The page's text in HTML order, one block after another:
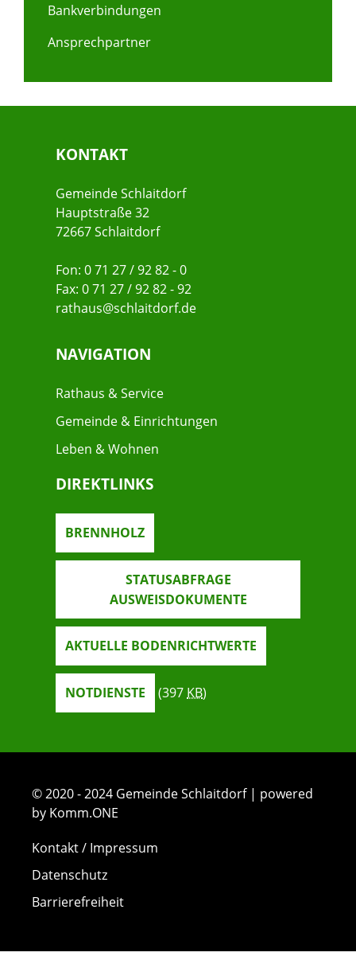
Bankverbindungen
Ansprechpartner
KONTAKT
Gemeinde Schlaitdorf
Hauptstraße 32
72667 Schlaitdorf
Fon: 0 71 27 / 92 82 - 0
Fax: 0 71 27 / 92 82 - 92
rathaus@schlaitdorf.de
NAVIGATION
Rathaus & Service
Gemeinde & Einrichtungen
Leben & Wohnen
DIREKTLINKS
BRENNHOLZ
STATUSABFRAGE
AUSWEISDOKUMENTE
AKTUELLE BODENRICHTWERTE
NOTDIENSTE (397 KB)
© 2020 - 2024 Gemeinde Schlaitdorf | powered
by Komm.ONE
Kontakt / Impressum
Datenschutz
Barrierefreiheit